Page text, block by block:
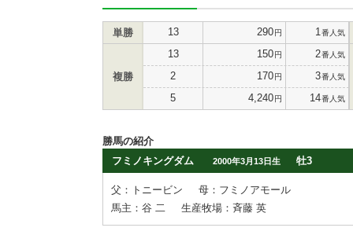
単勝 13 290円 1 番人気
複勝
13 150円 2番人気
2 170円 3番人気
5 4,240円 14番人気
勝馬の紹介
フミノキングダム
2000年3月13日生 牡3
父：トニービン
母：フミノアモール
馬主：谷 二
生産牧場：斉藤 英